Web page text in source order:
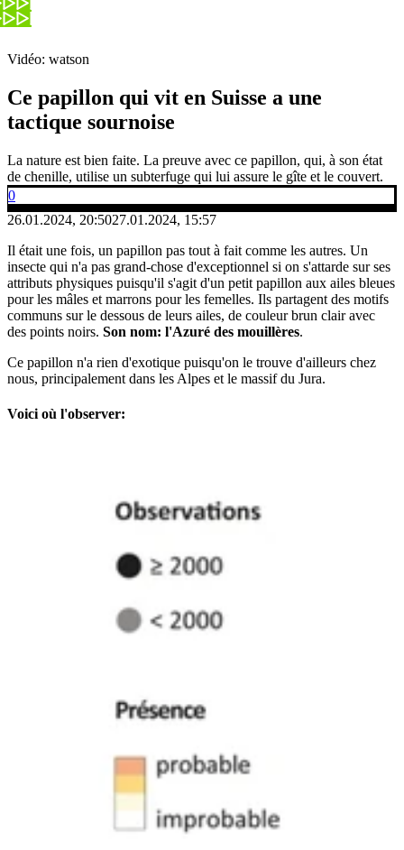
Vidéo: watson
Ce papillon qui vit en Suisse a une
tactique sournoise
La nature est bien faite. La preuve avec ce papillon, qui, à son état
de chenille, utilise un subterfuge qui lui assure le gîte et le couvert.
0
26.01.2024, 20:5027.01.2024, 15:57
Il était une fois, un papillon pas tout à fait comme les autres. Un
insecte qui n'a pas grand-chose d'exceptionnel si on s'attarde sur ses
attributs physiques puisqu'il s'agit d'un petit papillon aux ailes bleues
pour les mâles et marrons pour les femelles. Ils partagent des motifs
communs sur le dessous de leurs ailes, de couleur brun clair avec
des points noirs. Son nom: l'Azuré des mouillères.
Ce papillon n'a rien d'exotique puisqu'on le trouve d'ailleurs chez
nous, principalement dans les Alpes et le massif du Jura.
Voici où l'observer: